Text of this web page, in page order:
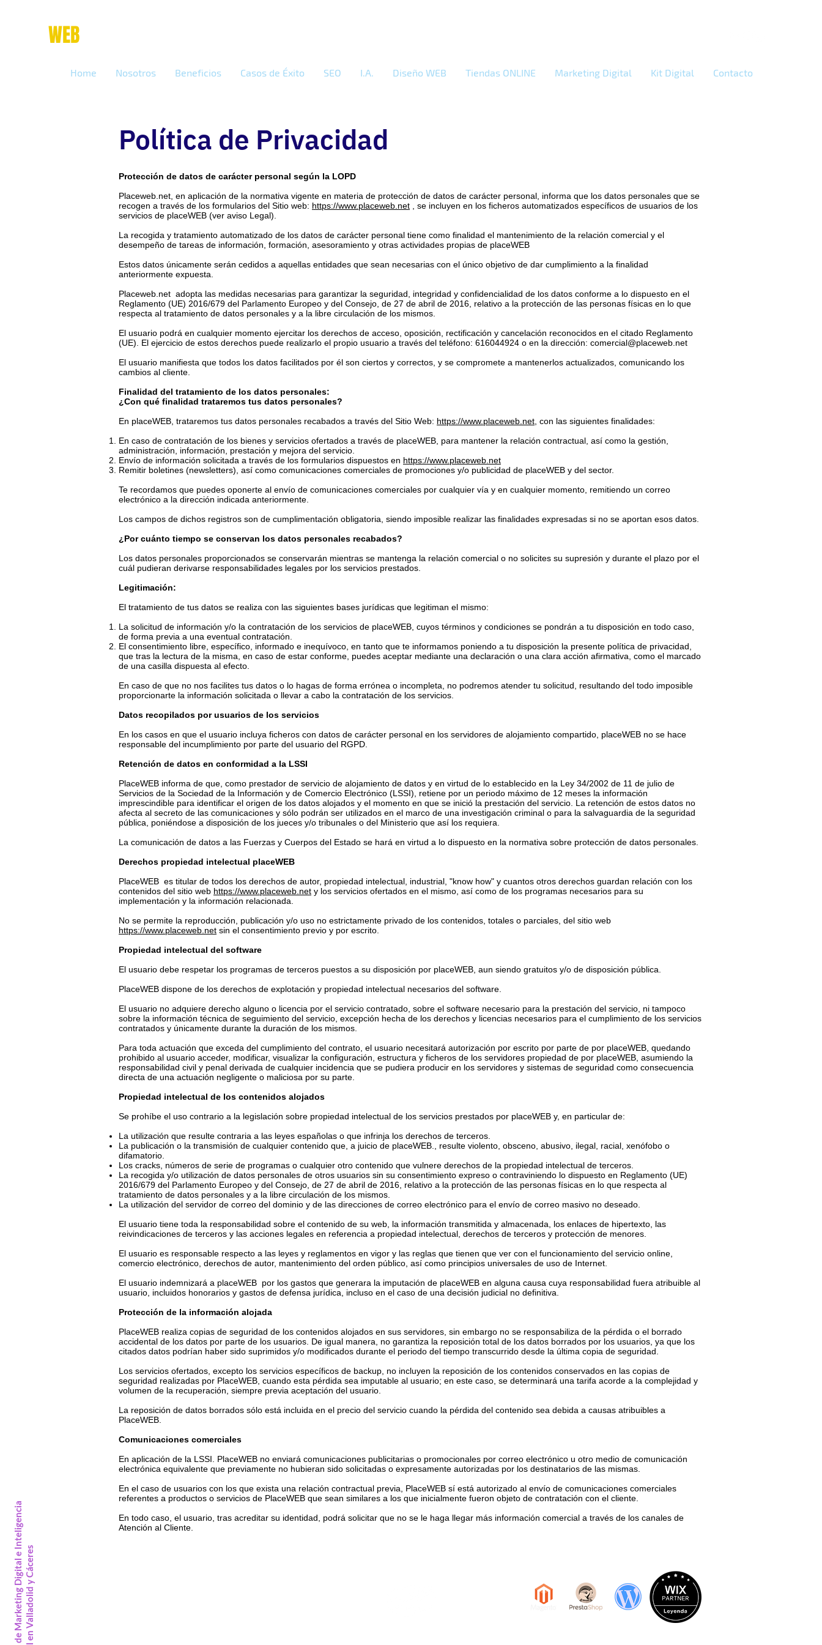
WEB
Home Nosotros Beneficios Casos de Éxito SEO I.A. Diseño WEB Tiendas ONLINE Marketing Digital Kit Digital Contacto
Política de Privacidad
Protección de datos de carácter personal según la LOPD
Placeweb .net, en aplicación de la normativa vigente en materia de protección de datos de carácter personal, informa que los datos personales que se
recogen a través de los formularios del Sitio web: https://www.placeweb.net , se incluyen en los ficheros automatizados específicos de usuarios de los
servicios de placeWEB (ver aviso Legal).
La recogida y tratamiento automatizado de los datos de carácter personal tiene como finalidad el mantenimiento de la relación comercial y el
desempeño de tareas de información, formación, asesoramiento y otras actividades propias de placeWEB
Estos datos únicamente serán cedidos a aquellas entidades que sean necesarias con el único objetivo de dar cumplimiento a la finalidad
anteriormente expuesta.
Placeweb.net adopta las medidas necesarias para garantizar la seguridad, integridad y confidencialidad de los datos conforme a lo dispuesto en el
Reglamento (UE) 2016/679 del Parlamento Europeo y del Consejo, de 27 de abril de 2016, relativo a la protección de las personas físicas en lo que
respecta al tratamiento de datos personales y a la libre circulación de los mismos.
El usuario podrá en cualquier momento ejercitar los derechos de acceso, oposición, rectificación y cancelación reconocidos en el citado Reglamento
(UE). El ejercicio de estos derechos puede realizarlo el propio usuario a través del teléfono: 616044924 o en la dirección: comercial@placeweb.net
El usuario manifiesta que todos los datos facilitados por él son ciertos y correctos, y se compromete a mantenerlos actualizados, comunicando los
cambios al cliente.
Finalidad del tratamiento de los datos personales:
¿Con qué finalidad trataremos tus datos personales?
En placeWEB, trataremos tus datos personales recabados a través del Sitio Web: https://www.placeweb.net , con las siguientes finalidades:
En caso de contratación de los bienes y servicios ofertados a través de placeWEB, para mantener la relación contractual, así como la gestión,
administración, información, prestación y mejora del servicio.
Envío de información solicitada a través de los formularios dispuestos en https://www.placeweb.net
Remitir boletines (newsletters), así como comunicaciones comerciales de promociones y/o publicidad de placeWEB y del sector.
Te recordamos que puedes oponerte al envío de comunicaciones comerciales por cualquier vía y en cualquier momento, remitiendo un correo
electrónico a la dirección indicada anteriormente.
Los campos de dichos registros son de cumplimentación obligatoria, siendo imposible realizar las finalidades expresadas si no se aportan esos datos.
¿Por cuánto tiempo se conservan los datos personales recabados?
Los datos personales proporcionados se conservarán mientras se mantenga la relación comercial o no solicites su supresión y durante el plazo por el
cuál pudieran derivarse responsabilidades legales por los servicios prestados.
Legitimación:
El tratamiento de tus datos se realiza con las siguientes bases jurídicas que legitiman el mismo:
La solicitud de información y/o la contratación de los servicios de placeWEB, cuyos términos y condiciones se pondrán a tu disposición en todo caso,
de forma previa a una eventual contratación.
El consentimiento libre, específico, informado e inequívoco, en tanto que te informamos poniendo a tu disposición la presente política de privacidad,
que tras la lectura de la misma, en caso de estar conforme, puedes aceptar mediante una declaración o una clara acción afirmativa, como el marcado
de una casilla dispuesta al efecto.
En caso de que no nos facilites tus datos o lo hagas de forma errónea o incompleta, no podremos atender tu solicitud, resultando del todo imposible
proporcionarte la información solicitada o llevar a cabo la contratación de los servicios.
Datos recopilados por usuarios de los servicios
En los casos en que el usuario incluya ficheros con datos de carácter personal en los servidores de alojamiento compartido, placeWEB no se hace
responsable del incumplimiento por parte del usuario del RGPD.
Retención de datos en conformidad a la LSSI
PlaceWEB informa de que, como prestador de servicio de alojamiento de datos y en virtud de lo establecido en la Ley 34/2002 de 11 de julio de
Servicios de la Sociedad de la Información y de Comercio Electrónico (LSSI), retiene por un periodo máximo de 12 meses la información
imprescindible para identificar el origen de los datos alojados y el momento en que se inició la prestación del servicio. La retención de estos datos no
afecta al secreto de las comunicaciones y sólo podrán ser utilizados en el marco de una investigación criminal o para la salvaguardia de la seguridad
pública, poniéndose a disposición de los jueces y/o tribunales o del Ministerio que así los requiera.
La comunicación de datos a las Fuerzas y Cuerpos del Estado se hará en virtud a lo dispuesto en la normativa sobre protección de datos personales.
Derechos propiedad intelectual placeWEB
PlaceWEB es titular de todos los derechos de autor, propiedad intelectual, industrial, "know how" y cuantos otros derechos guardan relación con los
contenidos del sitio web https://www.placeweb.net y los servicios ofertados en el mismo, así como de los programas necesarios para su
implementación y la información relacionada.
No se permite la reproducción, publicación y/o uso no estrictamente privado de los contenidos, totales o parciales, del sitio web
https://www.placeweb.net sin el consentimiento previo y por escrito.
Propiedad intelectual del software
El usuario debe respetar los programas de terceros puestos a su disposición por placeWEB, aun siendo gratuitos y/o de disposición pública.
PlaceWEB dispone de los derechos de explotación y propiedad intelectual necesarios del software.
El usuario no adquiere derecho alguno o licencia por el servicio contratado, sobre el software necesario para la prestación del servicio, ni tampoco
sobre la información técnica de seguimiento del servicio, excepción hecha de los derechos y licencias necesarios para el cumplimiento de los servicios
contratados y únicamente durante la duración de los mismos.
Para toda actuación que exceda del cumplimiento del contrato, el usuario necesitará autorización por escrito por parte de por placeWEB, quedando
prohibido al usuario acceder, modificar, visualizar la configuración, estructura y ficheros de los servidores propiedad de por placeWEB, asumiendo la
responsabilidad civil y penal derivada de cualquier incidencia que se pudiera producir en los servidores y sistemas de seguridad como consecuencia
directa de una actuación negligente o maliciosa por su parte.
Propiedad intelectual de los contenidos alojados
Se prohíbe el uso contrario a la legislación sobre propiedad intelectual de los servicios prestados por placeWEB y, en particular de:
La utilización que resulte contraria a las leyes españolas o que infrinja los derechos de terceros.
La publicación o la transmisión de cualquier contenido que, a juicio de placeWEB., resulte violento, obsceno, abusivo, ilegal, racial, xenófobo o
difamatorio.
Los cracks, números de serie de programas o cualquier otro contenido que vulnere derechos de la propiedad intelectual de terceros.
La recogida y/o utilización de datos personales de otros usuarios sin su consentimiento expreso o contraviniendo lo dispuesto en Reglamento (UE)
2016/679 del Parlamento Europeo y del Consejo, de 27 de abril de 2016, relativo a la protección de las personas físicas en lo que respecta al
tratamiento de datos personales y a la libre circulación de los mismos.
La utilización del servidor de correo del dominio y de las direcciones de correo electrónico para el envío de correo masivo no deseado.
El usuario tiene toda la responsabilidad sobre el contenido de su web, la información transmitida y almacenada, los enlaces de hipertexto, las
reivindicaciones de terceros y las acciones legales en referencia a propiedad intelectual, derechos de terceros y protección de menores.
El usuario es responsable respecto a las leyes y reglamentos en vigor y las reglas que tienen que ver con el funcionamiento del servicio online,
comercio electrónico, derechos de autor, mantenimiento del orden público, así como principios universales de uso de Internet.
El usuario indemnizará a placeWEB por los gastos que generara la imputación de placeWEB en alguna causa cuya responsabilidad fuera atribuible al
usuario, incluidos honorarios y gastos de defensa jurídica, incluso en el caso de una decisión judicial no definitiva.
Protección de la información alojada
PlaceWEB realiza copias de seguridad de los contenidos alojados en sus servidores, sin embargo no se responsabiliza de la pérdida o el borrado
accidental de los datos por parte de los usuarios. De igual manera, no garantiza la reposición total de los datos borrados por los usuarios, ya que los
citados datos podrían haber sido suprimidos y/o modificados durante el periodo del tiempo transcurrido desde la última copia de seguridad.
Los servicios ofertados, excepto los servicios específicos de backup, no incluyen la reposición de los contenidos conservados en las copias de
seguridad realizadas por PlaceWEB, cuando esta pérdida sea imputable al usuario; en este caso, se determinará una tarifa acorde a la complejidad y
volumen de la recuperación, siempre previa aceptación del usuario.
La reposición de datos borrados sólo está incluida en el precio del servicio cuando la pérdida del contenido sea debida a causas atribuibles a
PlaceWEB.
Comunicaciones comerciales
En aplicación de la LSSI. PlaceWEB no enviará comunicaciones publicitarias o promocionales por correo electrónico u otro medio de comunicación
electrónica equivalente que previamente no hubieran sido solicitadas o expresamente autorizadas por los destinatarios de las mismas.
En el caso de usuarios con los que exista una relación contractual previa, PlaceWEB sí está autorizado al envío de comunicaciones comerciales
referentes a productos o servicios de PlaceWEB que sean similares a los que inicialmente fueron objeto de contratación con el cliente.
En todo caso, el usuario, tras acreditar su identidad, podrá solicitar que no se le haga llegar más información comercial a través de los canales de
Atención al Cliente.
A
g
e
n
c
i
a
d
e
M
a
r
k
e
t
i
n
g
D
i
g
i
t
a
l
e
I
n
t
e
l
i
g
e
n
c
i
a
A
r
t
i
f
i
c
i
a
l
e
n
V
a
l
l
a
d
o
l
i
d
y
C
á
c
e
r
es